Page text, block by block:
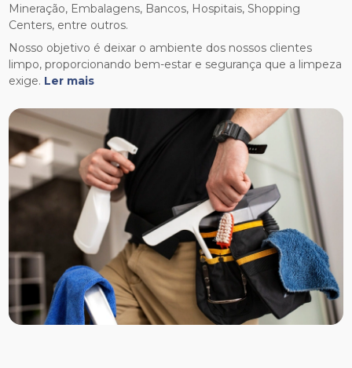
Mineração, Embalagens, Bancos, Hospitais, Shopping
Centers, entre outros.
Nosso objetivo é deixar o ambiente dos nossos clientes
limpo, proporcionando bem-estar e segurança que a limpeza
exige. Ler mais